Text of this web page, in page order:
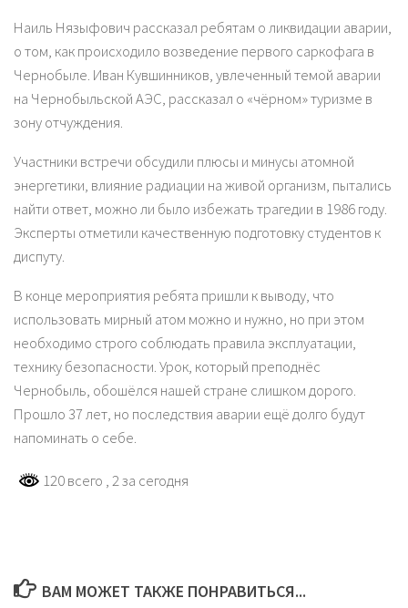
Наиль Нязыфович рассказал ребятам о ликвидации аварии,
о том, как происходило возведение первого саркофага в
Чернобыле. Иван Кувшинников, увлеченный темой аварии
на Чернобыльской АЭС, рассказал о «чёрном» туризме в
зону отчуждения.
Участники встречи обсудили плюсы и минусы атомной
энергетики, влияние радиации на живой организм, пытались
найти ответ, можно ли было избежать трагедии в 1986 году.
Эксперты отметили качественную подготовку студентов к
диспуту.
В конце мероприятия ребята пришли к выводу, что
использовать мирный атом можно и нужно, но при этом
необходимо строго соблюдать правила эксплуатации,
технику безопасности. Урок, который преподнёс
Чернобыль, обошёлся нашей стране слишком дорого.
Прошло 37 лет, но последствия аварии ещё долго будут
напоминать о себе.
120 всего , 2 за сегодня
ВАМ МОЖЕТ ТАКЖЕ ПОНРАВИТЬСЯ...